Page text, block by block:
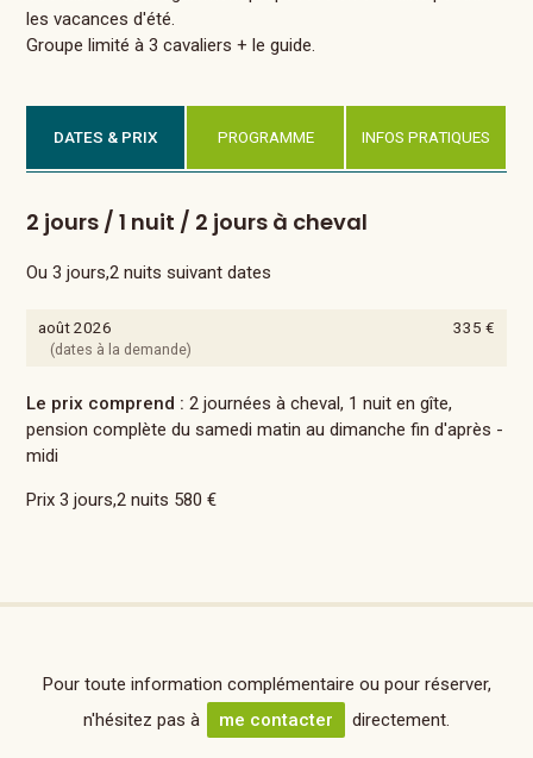
les vacances d'été.
Groupe limité à 3 cavaliers + le guide.
DATES & PRIX PROGRAMME INFOS PRATIQUES
2 jours / 1 nuit / 2 jours à cheval
Ou 3 jours,2 nuits suivant dates
août 2026 335 €
(dates à la demande)
Le prix comprend : 2 journées à cheval, 1 nuit en gîte,
pension complète du samedi matin au dimanche fin d'après -
midi
Prix 3 jours,2 nuits 580 €
Pour toute information complémentaire ou pour réserver,
n'hésitez pas à
me contacter directement.